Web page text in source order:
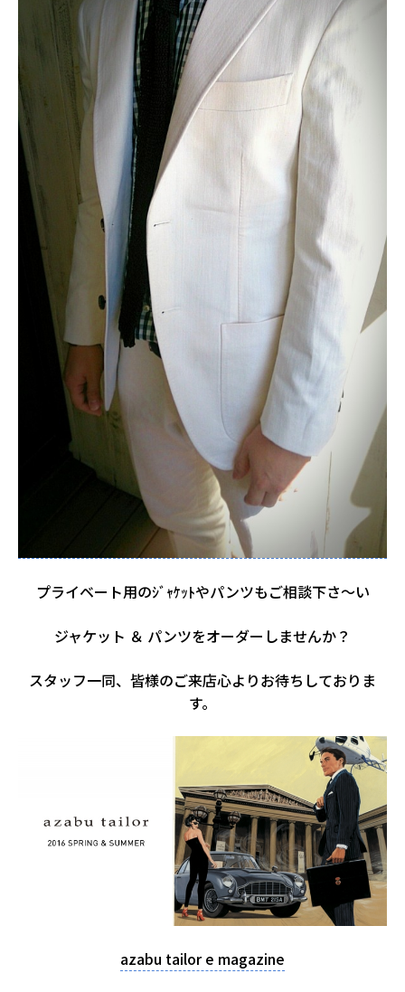
プライベート用のｼﾞｬｹｯﾄやパンツもご相談下さ～い
ジャケット ＆ パンツをオーダーしませんか？
スタッフ一同、皆様のご来店心よりお待ちしておりま
す。
azabu tailor e magazine